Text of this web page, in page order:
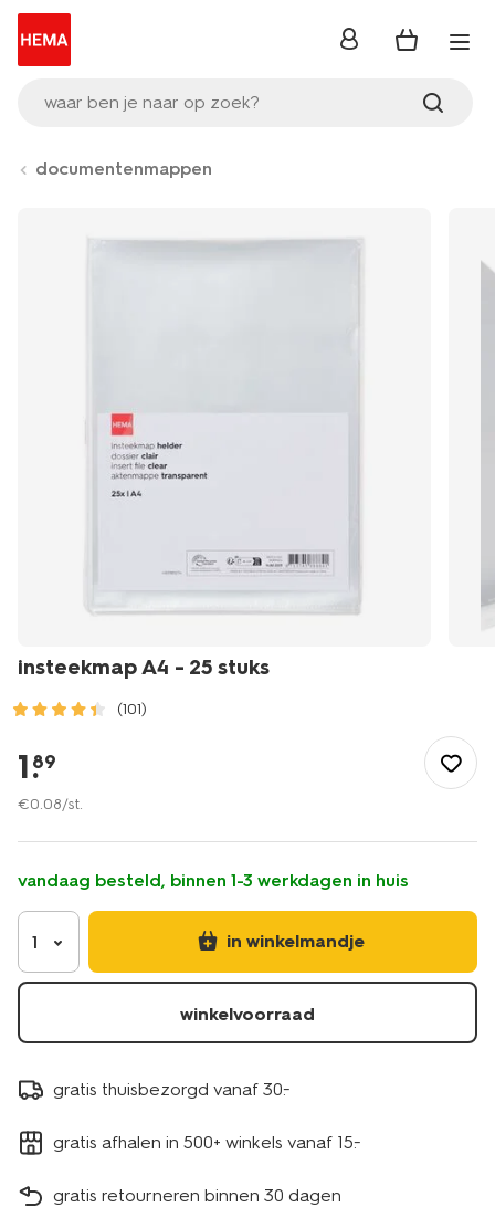
waar ben je naar op zoek?
inloggen
documentenmappen
insteekmap A4 - 25 stuks
(101)
kantoor/mappen-
ordners/documentenmappen/insteekmap-
a4-
-25-
14822223.html
1.
89
€0.08/st.
vandaag besteld, binnen 1-3 werkdagen in huis
1 in winkelmandje
winkelvoorraad
gratis thuisbezorgd vanaf 30.-
gratis afhalen in 500+ winkels vanaf 15.-
gratis retourneren binnen 30 dagen